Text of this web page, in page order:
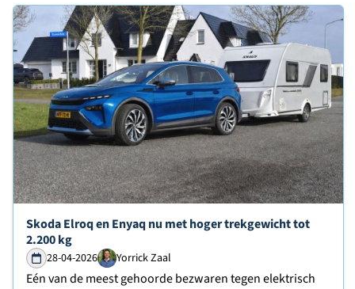
Lees verder over
Skoda Elroq en Enyaq nu met hoger trekgewicht tot
2.200 kg
28-04-2026 Yorrick Zaal
Eén van de meest gehoorde bezwaren tegen elektrisch